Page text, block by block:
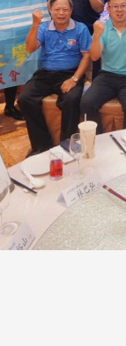
(六)举办的一日
幸运好天气。大 ...
信、其他消
报！